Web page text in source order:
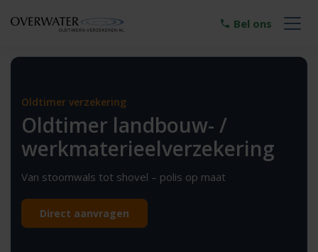
Bel ons
Oldtimer verzekering
Oldtimer landbouw- /
werkmaterieelverzekering
Van stoomwals tot shovel – polis op maat
Direct aanvragen